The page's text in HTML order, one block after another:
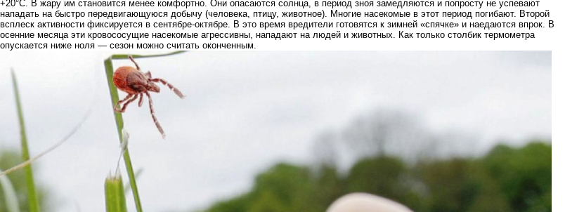
+20°C. В жару им становится менее комфортно. Они опасаются солнца, в период зноя замедляются и попросту не успевают
нападать на быстро передвигающуюся добычу (человека, птицу, животное). Многие насекомые в этот период погибают. Второй
всплеск активности фиксируется в сентябре-октябре. В это время вредители готовятся к зимней «спячке» и наедаются впрок. В
осенние месяца эти кровососущие насекомые агрессивны, нападают на людей и животных. Как только столбик термометра
опускается ниже ноля — сезон можно считать оконченным.